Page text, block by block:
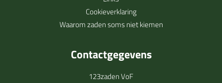
Cookieverklaring
Waarom zaden soms niet kiemen
Contactgegevens
123zaden VoF